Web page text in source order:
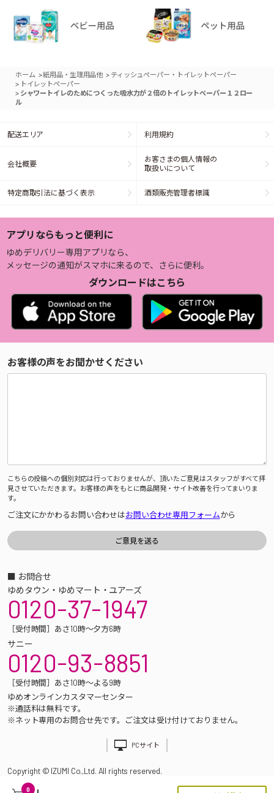
0
ホーム >紙用品・生理用品他 > ティッシュペーパー・トイレットペーパー
> トイレットペーパー
> シャワートイレのためにつくった吸水力が２倍のトイレットぺーパー１２ロー
ル
配送エリア 利用規約
会社概要
お客さまの個人情報の
取扱いについて
特定商取引法に基づく表示 酒類販売管理者標識
アプリならもっと便利に
ゆめデリバリー専用アプリなら、
メッセージの通知がスマホに来るので、さらに便利。
ダウンロードはこちら
お客様の声をお聞かせください
こちらの投稿への個別対応は行っておりませんが、頂いたご意見はスタッフがすべて拝
見させていただきます。お客様の声をもとに商品開発・サイト改善を行ってまいりま
す。
ご注文にかかわるお問い合わせはお問い合わせ専用フォームから
■ お問合せ
ゆめタウン・ゆめマート・ユアーズ
0120-37-1947
［受付時間］あさ10時～夕方6時
サニー
0120-93-8851
［受付時間］あさ10時～よる9時
ゆめオンラインカスタマーセンター
※通話料は無料です。
※ネット専用のお問合せ先です。ご注文は受け付けておりません。
PCサイト
Copyright © IZUMI Co.,Ltd. All rights reserved.